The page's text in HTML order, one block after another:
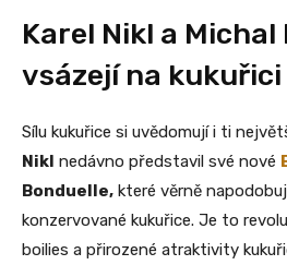
Karel Nikl a Michal
vsázejí na kukuřici
Sílu kukuřice si uvědomují i ti
Nikl nedávno představil své nové
Bonduelle, které věrně
konzervované kukuřice. Je to
boilies a přirozené atraktivity